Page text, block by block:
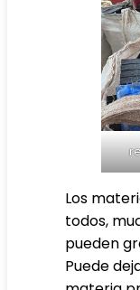
Los
todos,
pueden
Puede